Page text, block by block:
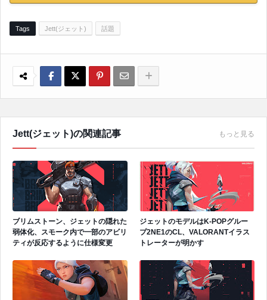
Tags Jett(ジェット) 話題
Jett(ジェット)の関連記事 もっと見る
ブリムストーン、ジェットの隠れた
弱体化、スモーク内で一部のアビリ
ティが反応するように仕様変更
ジェットのモデルはK-POPグルー
プ2NE1のCL、VALORANTイラス
トレーターが明かす